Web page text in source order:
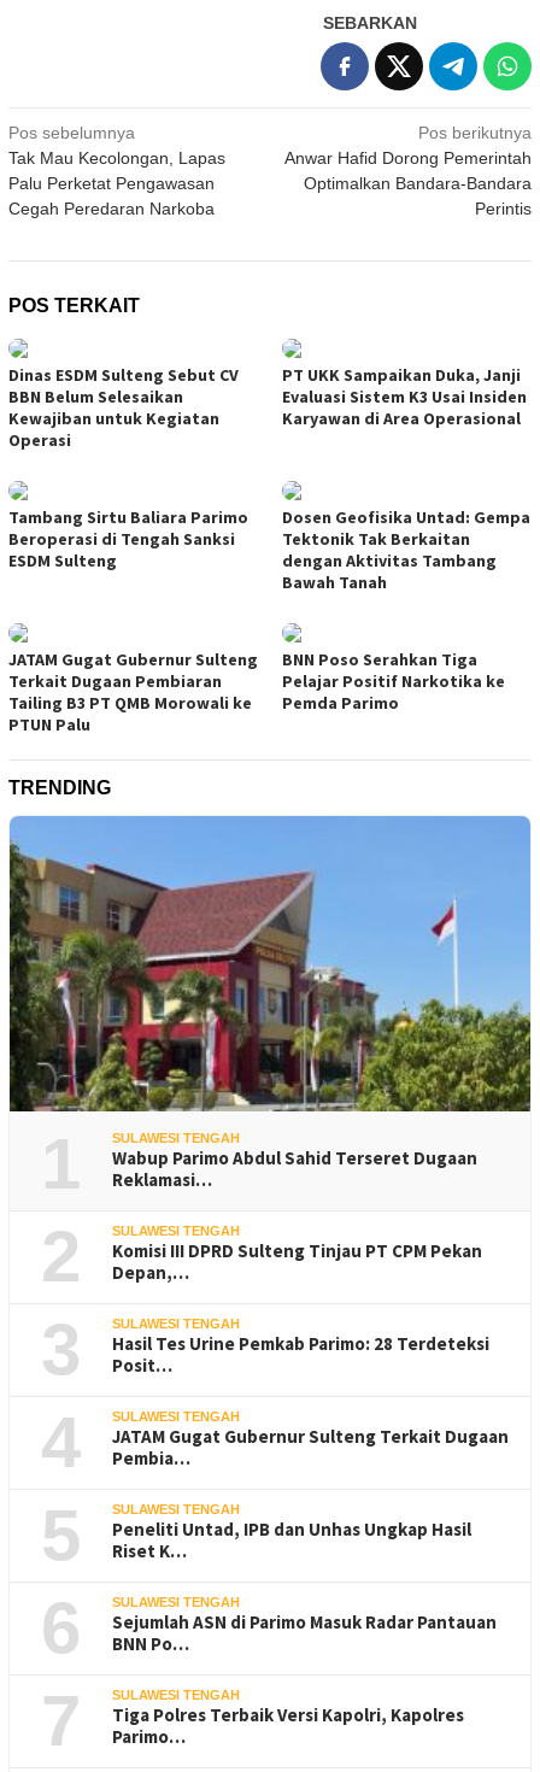
SEBARKAN
Navigasi
pos
Pos sebelumnya
Tak Mau Kecolongan, Lapas
Palu Perketat Pengawasan
Cegah Peredaran Narkoba
Pos berikutnya
Anwar Hafid Dorong Pemerintah
Optimalkan Bandara-Bandara
Perintis
POS TERKAIT
Dinas ESDM Sulteng Sebut CV
BBN Belum Selesaikan
Kewajiban untuk Kegiatan
Operasi
PT UKK Sampaikan Duka, Janji
Evaluasi Sistem K3 Usai Insiden
Karyawan di Area Operasional
Tambang Sirtu Baliara Parimo
Beroperasi di Tengah Sanksi
ESDM Sulteng
Dosen Geofisika Untad: Gempa
Tektonik Tak Berkaitan
dengan Aktivitas Tambang
Bawah Tanah
JATAM Gugat Gubernur Sulteng
Terkait Dugaan Pembiaran
Tailing B3 PT QMB Morowali ke
PTUN Palu
BNN Poso Serahkan Tiga
Pelajar Positif Narkotika ke
Pemda Parimo
TRENDING
1 SULAWESI TENGAH
Wabup Parimo Abdul Sahid Terseret Dugaan
Reklamasi…
2 SULAWESI TENGAH
Komisi III DPRD Sulteng Tinjau PT CPM Pekan
Depan,…
3 SULAWESI TENGAH
Hasil Tes Urine Pemkab Parimo: 28 Terdeteksi
Posit…
4 SULAWESI TENGAH
JATAM Gugat Gubernur Sulteng Terkait Dugaan
Pembia…
5 SULAWESI TENGAH
Peneliti Untad, IPB dan Unhas Ungkap Hasil
Riset K…
6 SULAWESI TENGAH
Sejumlah ASN di Parimo Masuk Radar Pantauan
BNN Po…
7 SULAWESI TENGAH
Tiga Polres Terbaik Versi Kapolri, Kapolres
Parimo…